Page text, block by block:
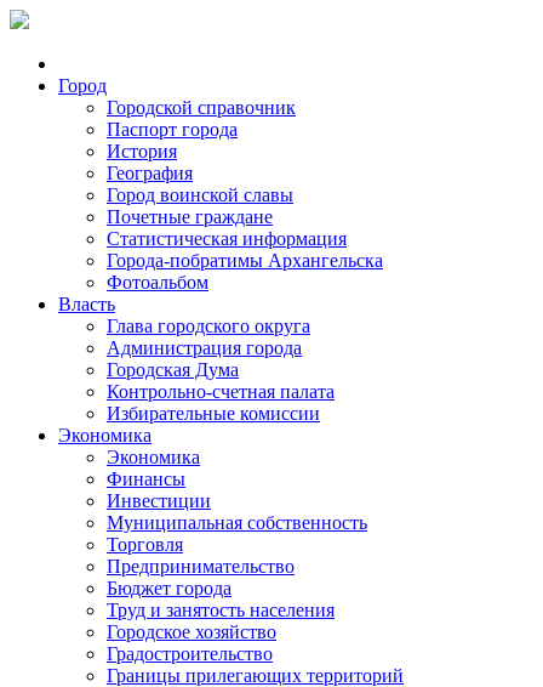
Город
Городской справочник
Паспорт города
История
География
Город воинской славы
Почетные граждане
Статистическая информация
Города-побратимы Архангельска
Фотоальбом
Власть
Глава городского округа
Администрация города
Городская Дума
Контрольно-счетная палата
Избирательные комиссии
Экономика
Экономика
Финансы
Инвестиции
Муниципальная собственность
Торговля
Предпринимательство
Бюджет города
Труд и занятость населения
Городское хозяйство
Градостроительство
Границы прилегающих территорий